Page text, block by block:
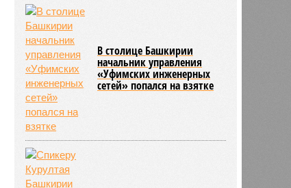
В столице Башкирии
начальник управления
«Уфимских инженерных
сетей» попался на взятке